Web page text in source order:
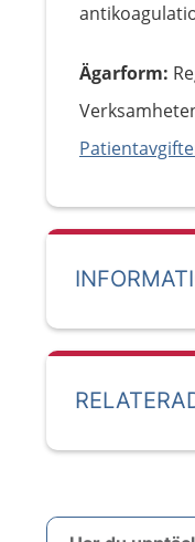
Ägarform: